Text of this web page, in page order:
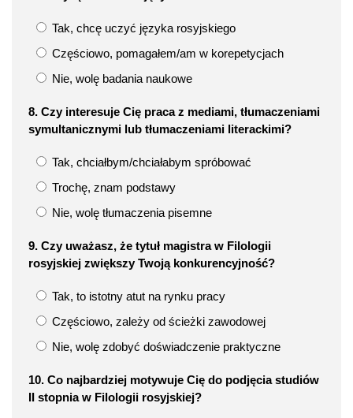
Tak, chcę uczyć języka rosyjskiego
Częściowo, pomagałem/am w korepetycjach
Nie, wolę badania naukowe
8. Czy interesuje Cię praca z mediami, tłumaczeniami
symultanicznymi lub tłumaczeniami literackimi?
Tak, chciałbym/chciałabym spróbować
Trochę, znam podstawy
Nie, wolę tłumaczenia pisemne
9. Czy uważasz, że tytuł magistra w Filologii
rosyjskiej zwiększy Twoją konkurencyjność?
Tak, to istotny atut na rynku pracy
Częściowo, zależy od ścieżki zawodowej
Nie, wolę zdobyć doświadczenie praktyczne
10. Co najbardziej motywuje Cię do podjęcia studiów
II stopnia w Filologii rosyjskiej?